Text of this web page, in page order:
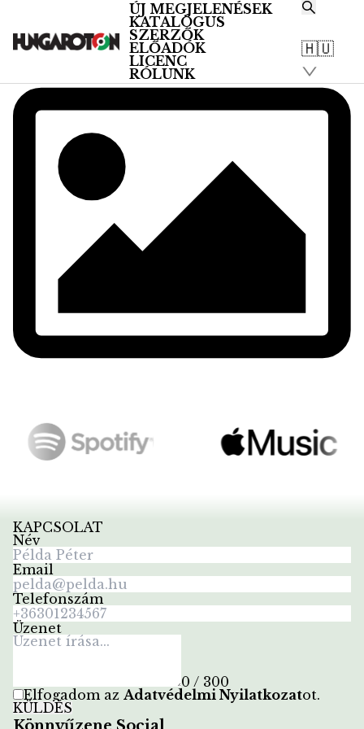
ÚJ MEGJELENÉSEK
KATALÓGUS
SZERZŐK
ELŐADÓK
LICENC
RÓLUNK
🇭🇺
KAPCSOLAT
Név
Email
Telefonszám
Üzenet
0 / 300
Elfogadom az Adatvédelmi Nyilatkozatot.
KÜLDÉS